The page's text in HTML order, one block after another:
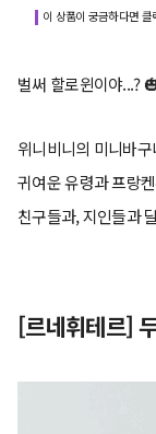
이 상품이 궁금하다면 클
벌써 할로윈이야...?
위니비니의 미니바
귀여운 유령과 프랑
친구들과, 지인들과
[르네휘테르]